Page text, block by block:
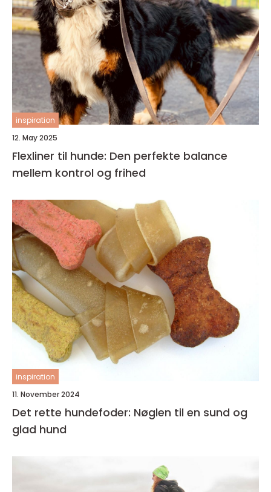
inspiration
12. May 2025
Flexliner til hunde: Den perfekte balance
mellem kontrol og frihed
inspiration
11. November 2024
Det rette hundefoder: Nøglen til en sund og
glad hund